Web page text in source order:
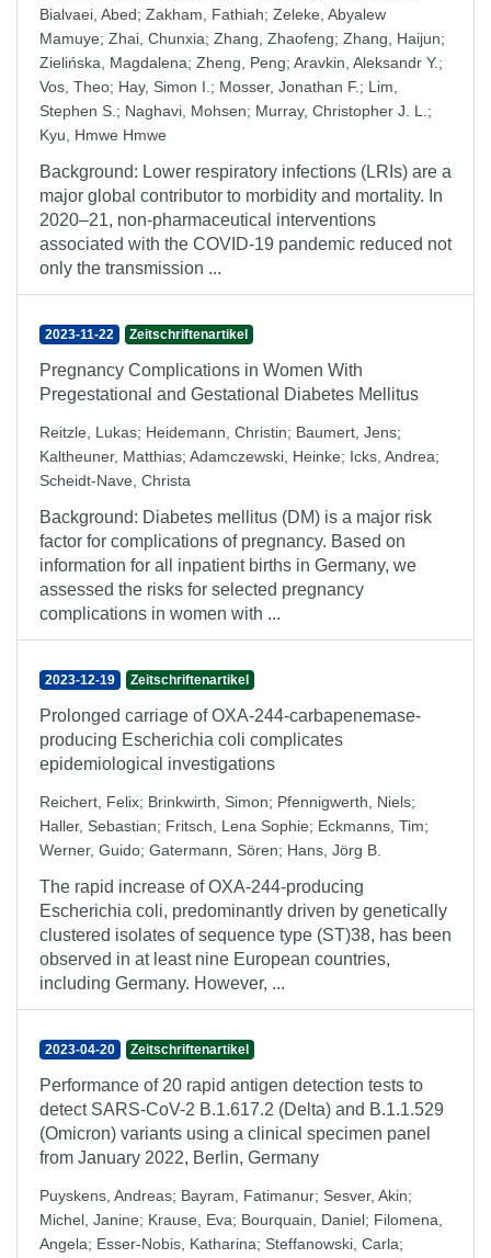
Bialvaei, Abed; Zakham, Fathiah; Zeleke, Abyalew
Mamuye; Zhai, Chunxia; Zhang, Zhaofeng; Zhang, Haijun;
Zielińska, Magdalena; Zheng, Peng; Aravkin, Aleksandr Y.;
Vos, Theo; Hay, Simon I. ; Mosser, Jonathan F. ; Lim,
Stephen S. ; Naghavi, Mohsen; Murray, Christopher J. L. ;
Kyu, Hmwe Hmwe
Background: Lower respiratory infections (LRIs) are a
major global contributor to morbidity and mortality. In
2020–21, non-pharmaceutical interventions
associated with the COVID-19 pandemic reduced not
only the transmission ...
2023-11-22 Zeitschriftenartikel
Pregnancy Complications in Women With
Pregestational and Gestational Diabetes Mellitus
Reitzle, Lukas; Heidemann, Christin; Baumert, Jens;
Kaltheuner, Matthias; Adamczewski, Heinke; Icks, Andrea;
Scheidt-Nave, Christa
Background: Diabetes mellitus (DM) is a major risk
factor for complications of pregnancy. Based on
information for all inpatient births in Germany, we
assessed the risks for selected pregnancy
complications in women with ...
2023-12-19 Zeitschriftenartikel
Prolonged carriage of OXA-244-carbapenemase-
producing Escherichia coli complicates
epidemiological investigations
Reichert, Felix; Brinkwirth, Simon; Pfennigwerth, Niels;
Haller, Sebastian; Fritsch, Lena Sophie; Eckmanns, Tim;
Werner, Guido; Gatermann, Sören; Hans, Jörg B.
The rapid increase of OXA-244-producing
Escherichia coli, predominantly driven by genetically
clustered isolates of sequence type (ST)38, has been
observed in at least nine European countries,
including Germany. However, ...
2023-04-20 Zeitschriftenartikel
Performance of 20 rapid antigen detection tests to
detect SARS-CoV-2 B.1.617.2 (Delta) and B.1.1.529
(Omicron) variants using a clinical specimen panel
from January 2022, Berlin, Germany
Puyskens, Andreas; Bayram, Fatimanur; Sesver, Akin;
Michel, Janine; Krause, Eva; Bourquain, Daniel; Filomena,
Angela; Esser-Nobis, Katharina; Steffanowski, Carla;